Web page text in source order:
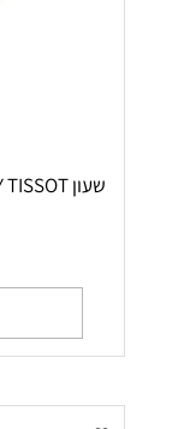
שעון MATHEY TISSOT מטיי טיסוט לגבר H680BDI